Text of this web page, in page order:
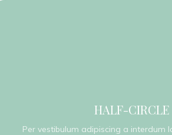
HALF-CIRCLE
Per vestibulum adipiscing a interdum